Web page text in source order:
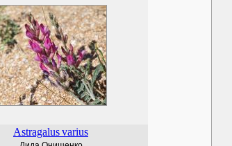
Astragalusvarius